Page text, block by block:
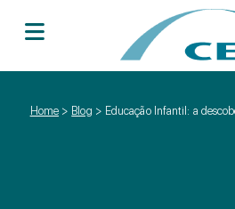
Home> Blog > Educação Infantil: a